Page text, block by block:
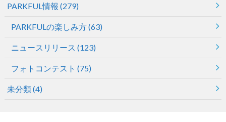
PARKFUL情報 (279)
PARKFULの楽しみ方(63)
ニュースリリース (123)
フォトコンテスト (75)
未分類(4)